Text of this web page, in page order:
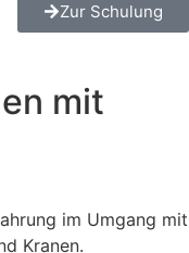
Zur Schulung
mit
im Umgang mit
Kranen.